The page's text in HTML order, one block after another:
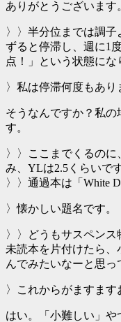
ありがとうございます
〉〉半分位までは調
ずると停滞し、週に1
点！」という状態にな
〉私は停滞何度もあり
そうなんですか？私
す。
〉〉ここまでくるのに
み、YLは2.5くらいです
〉〉通過本は「White
〉懐かしい題名です。
〉〉どうもサスペン
未読本を片付けたら
んでみたいなーと思っ
〉これからがますます
はい。「小難しい」